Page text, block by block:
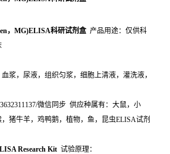
，MG)ELISA科研试剂盒 产品用途：仅供科
浆，尿液，组织匀浆，细胞上清液，灌洗液，
微信同步 供应种属有：大鼠，小
猪牛羊，鸡鸭鹅，植物，鱼，昆虫ELISA试剂
Research Kit 试验原理：